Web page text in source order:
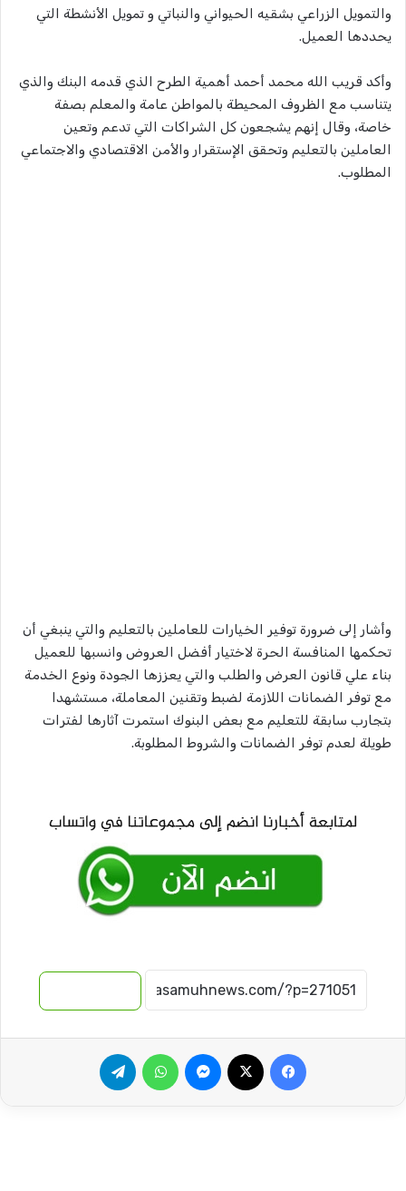
والتمويل الزراعي بشقيه الحيواني والنباتي و تمويل الأنشطة التي
يحددها العميل.
وأكد قريب الله محمد أحمد أهمية الطرح الذي قدمه البنك والذي
يتناسب مع الظروف المحيطة بالمواطن عامة والمعلم بصفة
خاصة، وقال إنهم يشجعون كل الشراكات التي تدعم وتعين
العاملين بالتعليم وتحقق الإستقرار والأمن الاقتصادي والاجتماعي
المطلوب.
وأشار إلى ضرورة توفير الخيارات للعاملين بالتعليم والتي ينبغي أن
تحكمها المنافسة الحرة لاختيار أفضل العروض وانسبها للعميل
بناء علي قانون العرض والطلب والتي يعززها الجودة ونوع الخدمة
مع توفر الضمانات اللازمة لضبط وتقنين المعاملة، مستشهدا
بتجارب سابقة للتعليم مع بعض البنوك استمرت آثارها لفترات
طويلة لعدم توفر الضمانات والشروط المطلوبة.
فيسبوك ماسنجر واتساب